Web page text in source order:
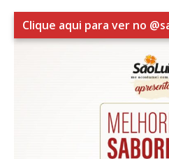
Clique aqui para ver no